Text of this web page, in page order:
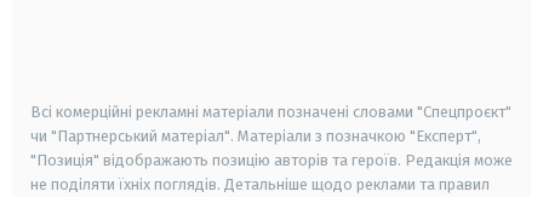
Всі комерційні рекламні матеріали позначені словами "Спецпроєкт"
чи "Партнерський матеріал". Матеріали з позначкою "Експерт",
"Позиція" відображають позицію авторів та героїв. Редакція може
не поділяти їхніх поглядів. Детальніше щодо реклами та правил